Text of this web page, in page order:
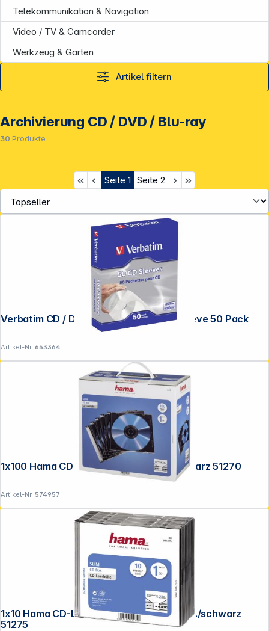
Telekommunikation & Navigation
Video / TV & Camcorder
Werkzeug & Garten
Artikel filtern
Archivierung CD / DVD / Blu-ray
30 Produkte
Seite 1 Seite 2
Verbatim CD / DVD Papierhülle Papersleeve 50 Pack
Artikel-Nr.:653364
1x100 Hama CD-Leerhülle Slimpack schwarz 51270
Artikel-Nr.:574957
1x10 Hama CD-Leerhülle Slim-Line transp./schwarz
51275
Informationen